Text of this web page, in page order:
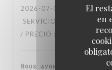
El
en
2026-07-09
- 20:30 -
SERVICIO
AMBIENTE
/ PRECIO :
Nous avons réservé